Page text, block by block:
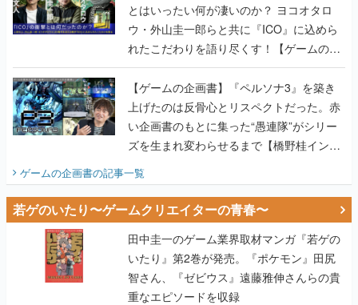
とはいったい何が凄いのか？ ヨコオタロ
ウ・外山圭一郎らと共に『ICO』に込めら
れたこだわりを語り尽くす！【ゲームの企
画書】
【ゲームの企画書】『ペルソナ3』を築き
上げたのは反骨心とリスペクトだった。赤
い企画書のもとに集った“愚連隊”がシリー
ズを生まれ変わらせるまで【橋野桂インタ
ゲームの企画書の記事一覧
若ゲのいたり〜ゲームクリエイターの青春〜
田中圭一のゲーム業界取材マンガ『若ゲの
いたり』第2巻が発売。『ポケモン』田尻
智さん、『ゼビウス』遠藤雅伸さんらの貴
重なエピソードを収録